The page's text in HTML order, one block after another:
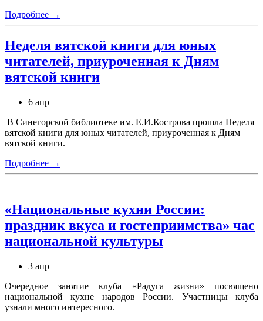
Подробнее →
Неделя вятской книги для юных
читателей, приуроченная к Дням
вятской книги
6 апр
В Синегорской библиотеке им. Е.И.Кострова прошла Неделя
вятской книги для юных читателей, приуроченная к Дням
вятской книги.
Подробнее →
«Национальные кухни России:
праздник вкуса и гостеприимства» час
национальной культуры
3 апр
Очередное занятие клуба «Радуга жизни» посвящено
национальной кухне народов России. Участницы клуба
узнали много интересного.